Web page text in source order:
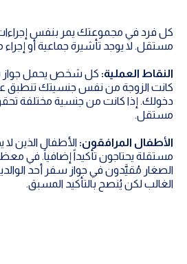
كل فرد في مجموعتك يمر بنفس
مستقل. لا يوجد تأشيرة جماعية أو
النقاط العملية: كل شخص يحمل جواز
كانت الزوجة من نفس جنسيتك
دخولك. إذا كانت من جنسية مختلفة
مستقل.
الأطفال المرافقون: الأطفال الذين
مستقلة يحتاجون تأكيداً إضافياً. في
الصغار مُقيَّدون في جواز سفر أحد
الغالب لكن يُنصح بالتأكيد المسبق.